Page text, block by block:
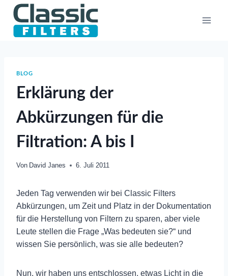
Zum
Inhalt
springen
BLOG
Erklärung der
Abkürzungen für die
Filtration: A bis I
Von David Janes 6. Juli 2011
Jeden Tag verwenden wir bei Classic Filters
Abkürzungen, um Zeit und Platz in der Dokumentation
für die Herstellung von Filtern zu sparen, aber viele
Leute stellen die Frage „Was bedeuten sie?“ und
wissen Sie persönlich, was sie alle bedeuten?
Nun, wir haben uns entschlossen, etwas Licht in die